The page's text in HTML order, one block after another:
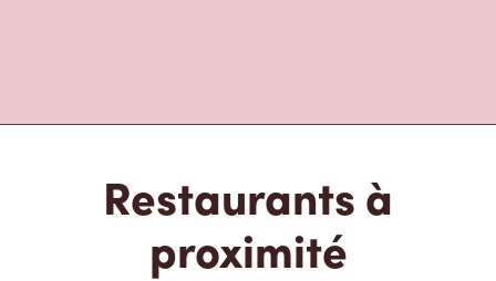
Restaurants à
proximité